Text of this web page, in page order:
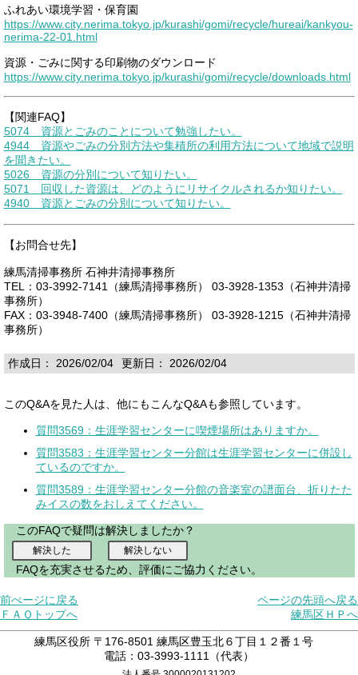
ふれあい環境学習・保育園
https://www.city.nerima.tokyo.jp/kurashi/gomi/recycle/hureai/kankyou-
nerima-22-01.html
資源・ごみに関する印刷物のダウンロード
https://www.city.nerima.tokyo.jp/kurashi/gomi/recycle/downloads.html
【関連FAQ】
5074 資源とごみのことについて勉強したい。
4944 資源やごみの分別方法や集積所の利用方法について地域で説明
を聞きたい。
5026 資源の分別について知りたい。
5071 回収した資源は、どのようにリサイクルされるか知りたい。
4940 資源とごみの分別について知りたい。
【お問合せ先】
練馬清掃事務所 石神井清掃事務所
TEL：03-3992-7141（練馬清掃事務所） 03-3928-1353（石神井清掃
事務所）
FAX：03-3948-7400（練馬清掃事務所） 03-3928-1215（石神井清掃
事務所）
作成日： 2026/02/04 更新日： 2026/02/04
このQ&Aを見た人は、他にもこんなQ&Aも参照しています。
質問3569：生涯学習センターに喫煙場所はありますか。
質問3583：生涯学習センター分館は生涯学習センターに併設し
ているのですか。
質問3589：生涯学習センター分館の音楽室の譜面台、折りたた
みイスの数をおしえてください。
このFAQで疑問は解決しましたか？
FAQを充実させるため、評価にご協力ください。
前ぺージに戻る
ページの先頭へ戻る
ＦＡＱトップへ
練馬区ＨＰへ
練馬区役所 〒176-8501 練馬区豊玉北６丁目１２番１号
電話：03-3993-1111（代表）